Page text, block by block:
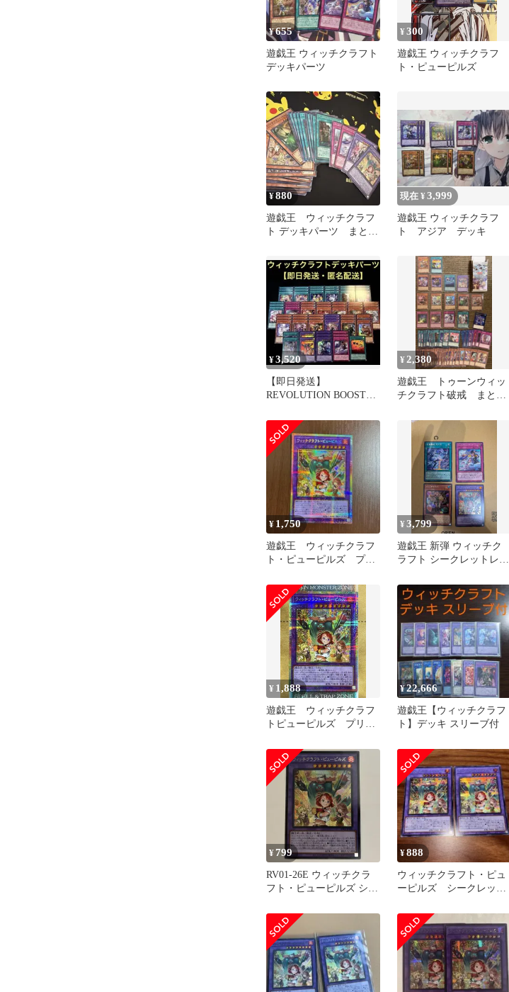
¥655
遊戯王 ウィッチクラフト
デッキパーツ
¥300
遊戯王 ウィッチクラフ
ト・ピューピルズ
¥880
遊戯王 ウィッチクラフ
ト デッキパーツ まとめ
現在 ¥3,999
遊戯王 ウィッチクラフ
ト アジア デッキ
¥3,520
【即日発送】
REVOLUTION BOOSTER
パーツ
¥2,380
遊戯王 トゥーンウィッ
チクラフト破戒 まとめ
¥ 1,750
遊戯王 ウィッチクラフ
ト・ピューピルズ プリ
レット
¥3,799
遊戯王 新弾 ウィッチク
ラフト シークレットレア
¥ 1,888
遊戯王 ウィッチクラフ
トピューピルズ プリズ
レア 1枚
¥22,666
遊戯王【ウィッチクラフ
ト】デッキ スリーブ付
¥ 799
RV01-26E ウィッチクラ
フト・ピューピルズ シー
¥888
ウィッチクラフト・ピュ
ーピルズ シークレット